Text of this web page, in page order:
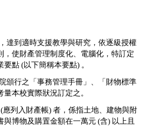
達到適時支援教學與研究，依逐級授權
，使財產管理制度化、電腦化，特訂定
要點 (以下簡稱本要點) 。
頒行之「事務管理手冊」、「財物標準
量本校實際狀況訂定之。
列入財產帳) 者，係指土地、建物與附
與博物及購置金額在一萬元 (含) 以上且